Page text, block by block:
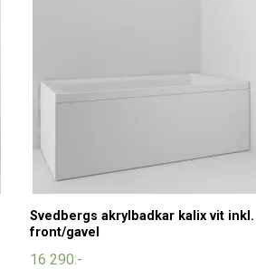
Svedbergs akrylbadkar kalix vit inkl.
front/gavel
16 290:-